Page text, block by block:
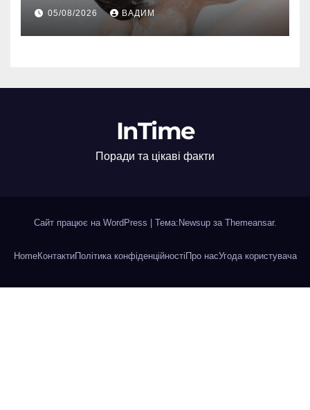
05/08/2026 ВАДИМ
InTime
Поради та цікаві факти
Сайт працює на WordPress Тема:Newsup за Themeansar.
HomeКонтактиПолітика конфіденційності Про насУгода користувача